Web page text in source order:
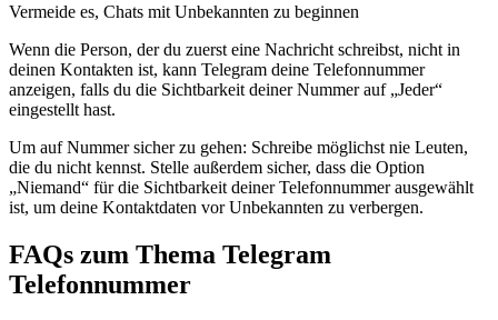
Vermeide es, Chats mit Unbekannten zu beginnen
Wenn die Person, der du zuerst eine Nachricht schreibst, nicht in
deinen Kontakten ist, kann Telegram deine Telefonnummer
anzeigen, falls du die Sichtbarkeit deiner Nummer auf „Jeder“
eingestellt hast.
Um auf Nummer sicher zu gehen: Schreibe möglichst nie Leuten,
die du nicht kennst. Stelle außerdem sicher, dass die Option
„Niemand“ für die Sichtbarkeit deiner Telefonnummer ausgewählt
ist, um deine Kontaktdaten vor Unbekannten zu verbergen.
FAQs zum Thema Telegram
Telefonnummer